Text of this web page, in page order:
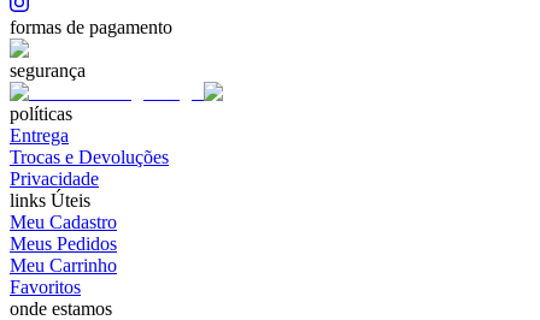
formas de pagamento
segurança
políticas
Entrega
Trocas e Devoluções
Privacidade
links Úteis
Meu Cadastro
Meus Pedidos
Meu Carrinho
Favoritos
onde estamos